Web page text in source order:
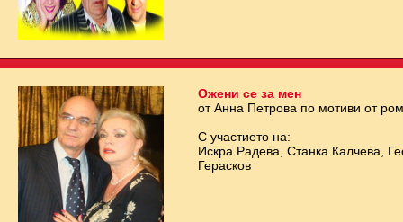
Ожени се за мен
от Анна Петрова по мотиви от
С участието на:
Искра Радева, Станка Калчева,
Герасков